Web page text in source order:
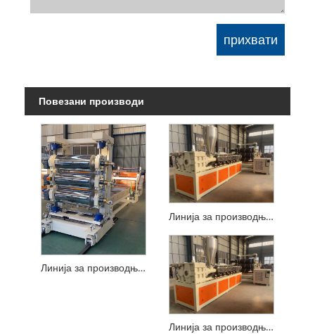
Повезани производи
Линија за производњу ПВЦ прозирних завеса за врата
Линија за производњу ПВЦ транспарентних кристалних плоча
Линија за производњу ПВЦ кристалних плоча